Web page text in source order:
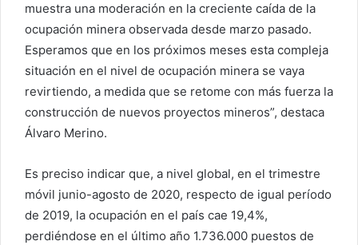
muestra una moderación en la creciente caída de la
ocupación minera observada desde marzo pasado.
Esperamos que en los próximos meses esta compleja
situación en el nivel de ocupación minera se vaya
revirtiendo, a medida que se retome con más fuerza la
construcción de nuevos proyectos mineros”, destaca
Álvaro Merino.
Es preciso indicar que, a nivel global, en el trimestre
móvil junio-agosto de 2020, respecto de igual período
de 2019, la ocupación en el país cae 19,4%,
perdiéndose en el último año 1.736.000 puestos de